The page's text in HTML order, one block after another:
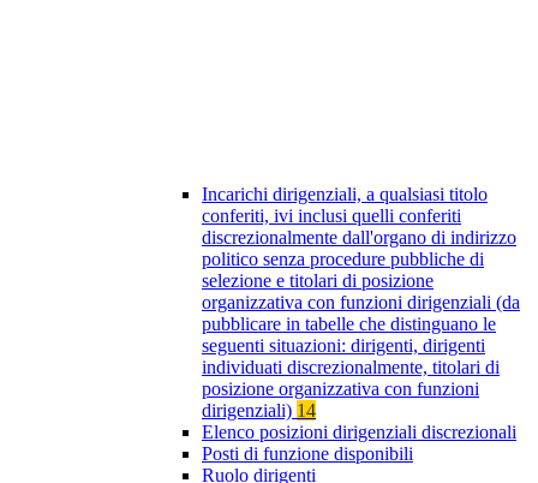
Incarichi dirigenziali, a qualsiasi titolo
conferiti, ivi inclusi quelli conferiti
discrezionalmente dall'organo di indirizzo
politico senza procedure pubbliche di
selezione e titolari di posizione
organizzativa con funzioni dirigenziali (da
pubblicare in tabelle che distinguano le
seguenti situazioni: dirigenti, dirigenti
individuati discrezionalmente, titolari di
posizione organizzativa con funzioni
dirigenziali) 14
Elenco posizioni dirigenziali discrezionali
Posti di funzione disponibili
Ruolo dirigenti